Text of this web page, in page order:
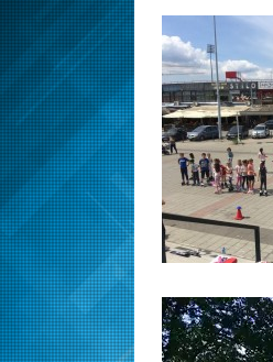
Прегледач
видео